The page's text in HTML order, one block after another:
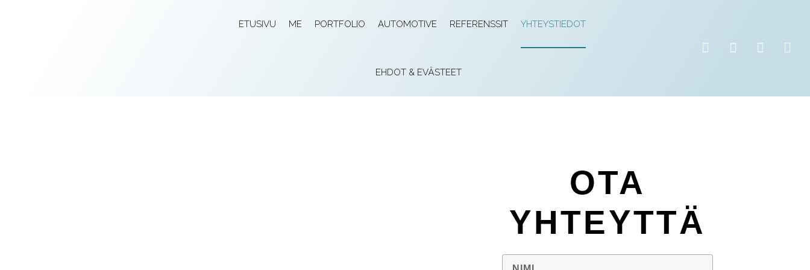
ETUSIVU ME PORTFOLIO AUTOMOTIVE REFERENSSIT YHTEYSTIEDOT
EHDOT & EVÄSTEET
OTA
YHTEYTTÄ